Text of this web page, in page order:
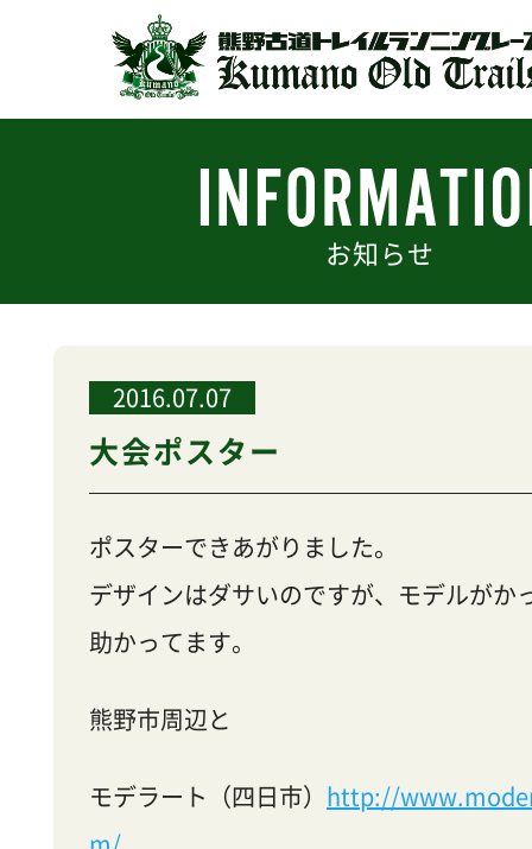
お知らせ
2016.07.07
大会ポスター
ポスターできあがりました。
デザインはダサいのですが、モデルがか
助かってます。
熊野市周辺と
モデラート（四日市）
http://
m/